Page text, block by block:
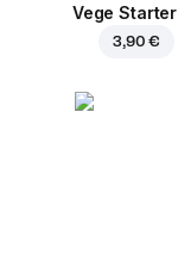
Vege Starter
3,90 €